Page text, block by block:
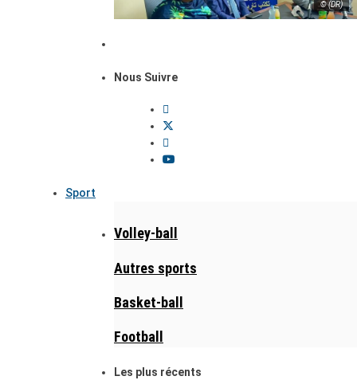
© (DR)
Nous Suivre
Sport
Volley-ball
Autres sports
Basket-ball
Football
Les plus récents